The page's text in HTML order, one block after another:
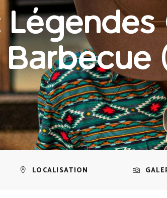
LOCALISATION